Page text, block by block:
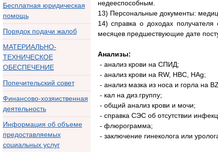
Бесплатная юридическая
помощь
Порядок подачи жалоб
МАТЕРИАЛЬНО-
ТЕХНИЧЕСКОЕ
ОБЕСПЕЧЕНИЕ
Попечительский совет
Финансово-хозяиственная
деятельность
Информация об объеме
предоставляемых
социальных услуг
недееспособным.
13) Персональные документы:
14) справка о доходах
месяцев предшествующие дате
Анализы:
- анализ крови на СПИД;
- анализ крови на RW, НВС, HAg;
- анализ мазка из носа и горла на
- кал на диз.группу;
- общий анализ крови и мочи;
- справка СЭС об отсутствии
- флюрограмма;
- заключение гинеколога или